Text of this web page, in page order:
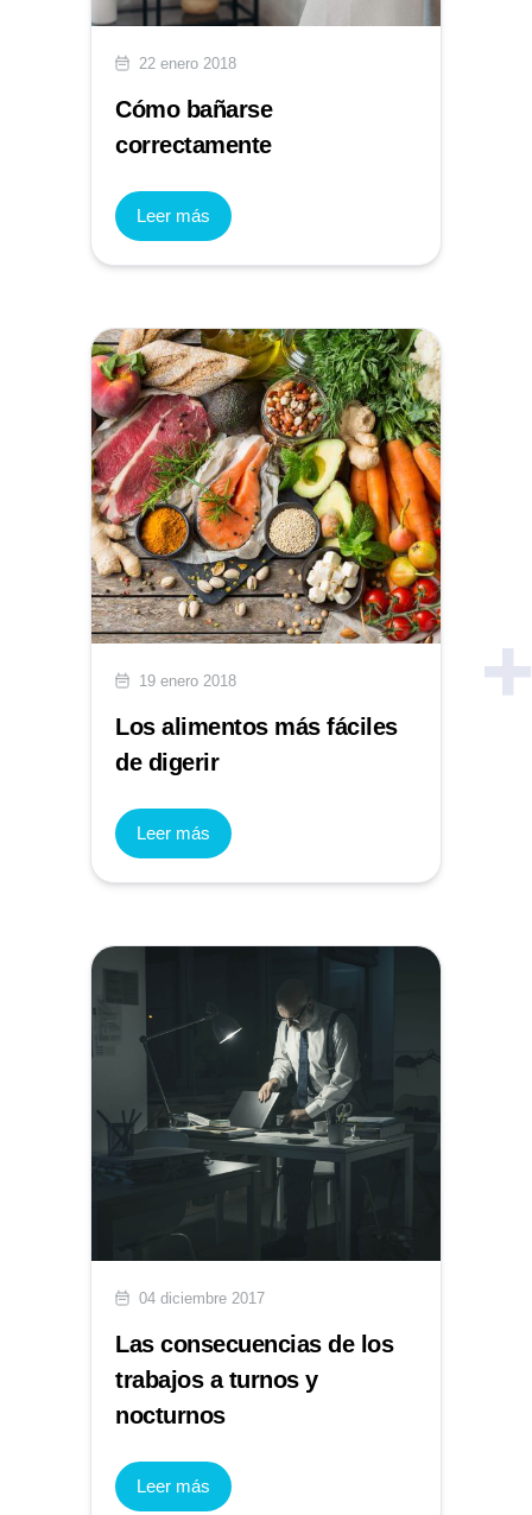
22 enero 2018
Cómo bañarse
correctamente
Leer más
19 enero 2018
Los alimentos más fáciles
de digerir
Leer más
04 diciembre 2017
Las consecuencias de los
trabajos a turnos y
nocturnos
Leer más